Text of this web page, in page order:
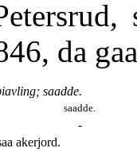
da
saadde.
saadde.
-
akerjord.